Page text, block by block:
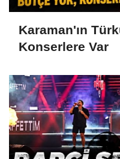
Karaman'ın
Konserlere Var